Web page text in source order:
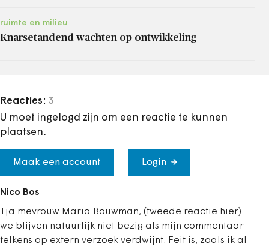
ruimte en milieu
Knarsetandend wachten op ontwikkeling
Reacties: 3
U moet ingelogd zijn om een reactie te kunnen
plaatsen.
Maak een account Login
Nico Bos
Tja mevrouw Maria Bouwman, (tweede reactie hier)
we blijven natuurlijk niet bezig als mijn commentaar
telkens op extern verzoek verdwijnt. Feit is, zoals ik al